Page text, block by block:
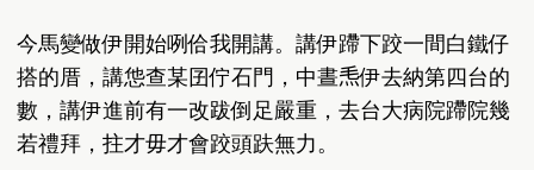
今馬變做伊開始咧佮我開講。講伊蹛下跤一間白鐵仔
搭的厝，講怹查某囝佇石門，中晝𤆬伊去納第四台的
數，講伊進前有一改跋倒足嚴重，去台大病院蹛院幾
若禮拜，拄才毋才會跤頭趺無力。